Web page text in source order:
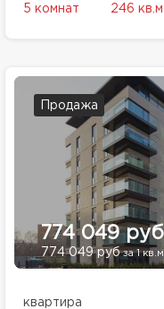
5 комнат 246 кв.м.
Продажа
774 049
774 049 рубза 1
квартира